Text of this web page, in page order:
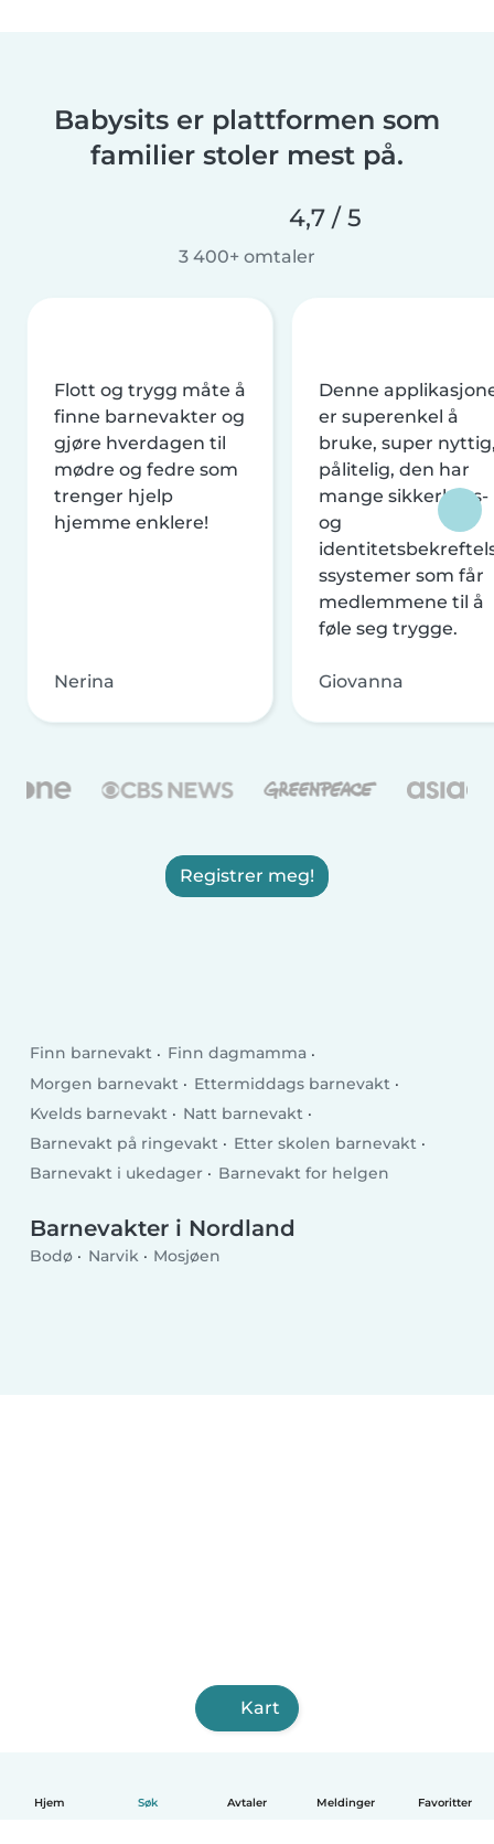
Hjem Søk Avtaler Meldinger Favoritter
Babysits er plattformen som
familier stoler mest på.
4,7 / 5
3 400+ omtaler
Flott og trygg måte å
finne barnevakter og
gjøre hverdagen til
mødre og fedre som
trenger hjelp
hjemme enklere!
Nerina
Denne
er superenkel å
bruke, super
pålitelig, den har
mange sikkerhets-
og
ssystemer som får
medlemmene til å
føle seg trygge.
Giovanna
Registrer meg!
Finn barnevakt
Finn dagmamma
Morgen barnevakt
Ettermiddags barnevakt
Kvelds barnevakt
Natt barnevakt
Barnevakt på ringevakt
Etter skolen barnevakt
Barnevakt i ukedager
Barnevakt for helgen
Barnevakter i Nordland
Bodø Narvik Mosjøen
Kart